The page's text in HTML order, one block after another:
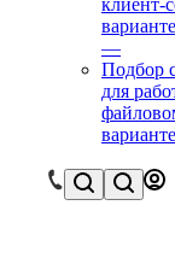
клиент-
—
Подбор
для
варианте